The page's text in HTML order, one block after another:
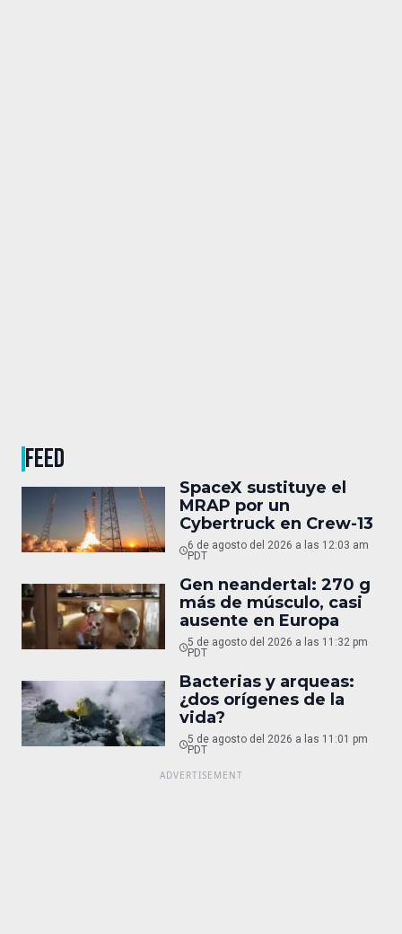
FEED
SpaceX sustituye el
MRAP por un
Cybertruck en Crew-13
6 de agosto del 2026 a las 12:03 am
PDT
Gen neandertal: 270 g
más de músculo, casi
ausente en Europa
5 de agosto del 2026 a las 11:32 pm
PDT
Bacterias y arqueas:
¿dos orígenes de la
vida?
5 de agosto del 2026 a las 11:01 pm
PDT